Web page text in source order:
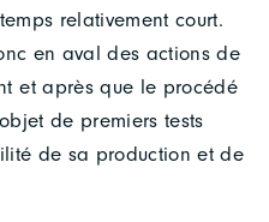
relativement court.
en aval des actions de
et après que le procédé
de premiers tests
de sa production et de